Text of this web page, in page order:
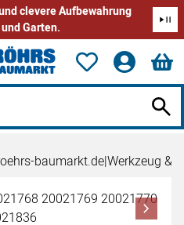
clevere Aufbewahrung
Garten.
baumarkt.de|Werkzeug &